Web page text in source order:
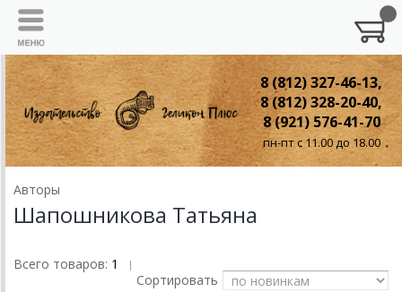
8 (812) 327-46-13,
8 (812) 328-20-40,
8 (921) 576-41-70
пн-пт с 11.00 до 18.00
Авторы
Шапошникова Татьяна
Всего товаров: 1 |
Сортировать